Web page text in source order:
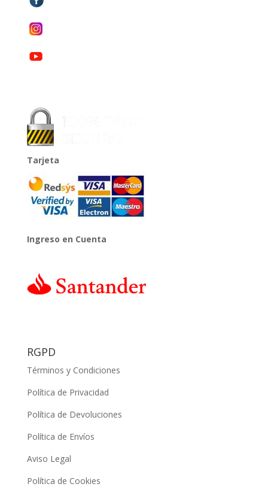
Tarjeta
Ingreso en Cuenta
RGPD
Términos y Condiciones
Política de Privacidad
Política de Devoluciones
Política de Envíos
Aviso Legal
Política de Cookies